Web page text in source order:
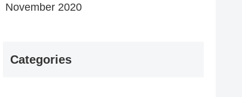
November 2020
Categories